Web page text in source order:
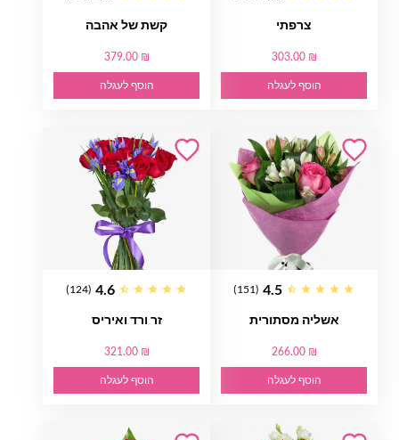
צרפתי
303.00 ₪
הוסף לעגלה
קשת של אהבה
379.00 ₪
הוסף לעגלה
4.5
(151)
אשליה מסתורית
266.00 ₪
הוסף לעגלה
4.6
(124)
זר ורד ואיריס
321.00 ₪
הוסף לעגלה